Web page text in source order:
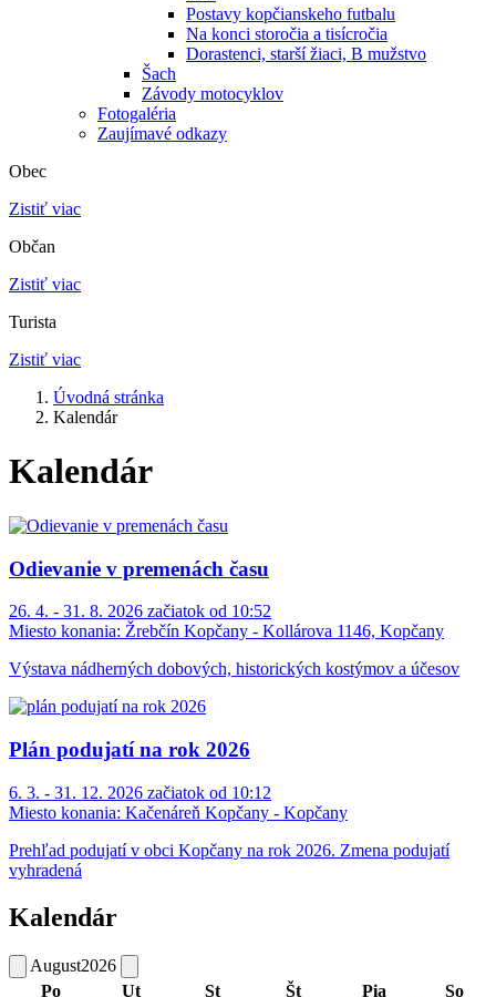
Postavy kopčianskeho futbalu
Na konci storočia a tisícročia
Dorastenci, starší žiaci, B mužstvo
Šach
Závody motocyklov
Fotogaléria
Zaujímavé odkazy
Obec
Zistiť viac
Občan
Zistiť viac
Turista
Zistiť viac
Úvodná stránka
Kalendár
Kalendár
Odievanie v premenách času
26. 4. - 31. 8. 2026 začiatok od 10:52
Miesto konania: Žrebčín Kopčany - Kollárova 1146, Kopčany
Výstava nádherných dobových, historických kostýmov a účesov
Plán podujatí na rok 2026
6. 3. - 31. 12. 2026 začiatok od 10:12
Miesto konania: Kačenáreň Kopčany - Kopčany
Prehľad podujatí v obci Kopčany na rok 2026. Zmena podujatí
vyhradená
Kalendár
August2026
Po
Ut St Št Pia
So